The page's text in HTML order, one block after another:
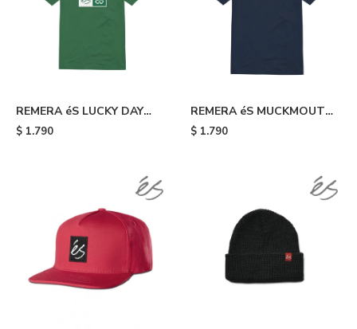
REMERA éS LUCKY DAY
TEE - 320
$ 1.790
REMERA éS MUCKMOUTH
TEE - Blue
$ 1.790